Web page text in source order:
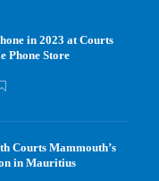
in 2023 at Courts
Phone Store
Courts Mammouth’s
in Mauritius